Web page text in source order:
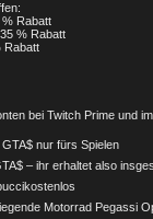
Rabatt
% Rabatt
Rabatt
bei Twitch Prime und
nur fürs Spielen
– ihr erhaltet also
Motorrad Pegassi